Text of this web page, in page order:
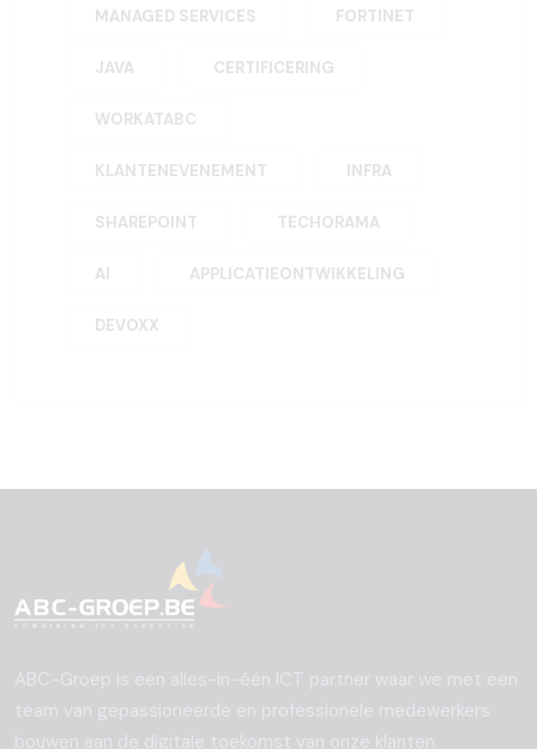
MANAGED SERVICES FORTINET
JAVA CERTIFICERING
WORKATABC
KLANTENEVENEMENT INFRA
SHAREPOINT TECHORAMA
AI APPLICATIEONTWIKKELING
DEVOXX